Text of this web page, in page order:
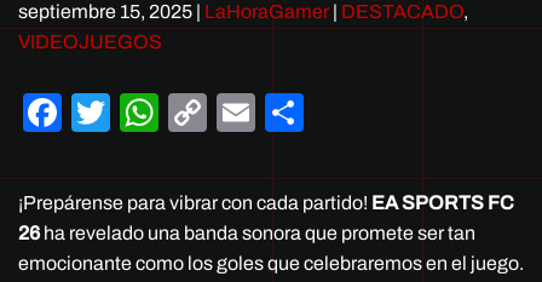
septiembre 15, 2025 | LaHoraGamer | DESTACADO,
VIDEOJUEGOS
Facebook
TwitterWhatsApp
CopyEmail
¡Prepárense para vibrar con cada partido! EA SPORTS FC
26ha revelado una banda sonora que promete ser tan
emocionante como los goles que celebraremos en el juego.